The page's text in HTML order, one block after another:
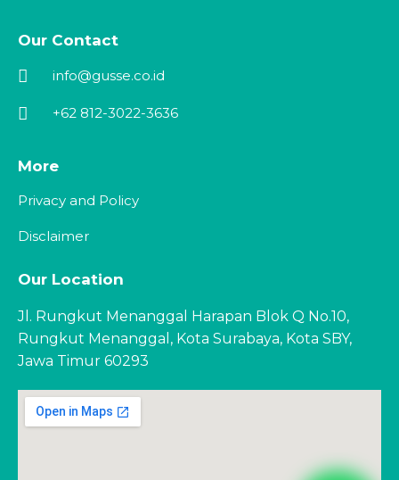
Our Contact
info@gusse.co.id
+62 812-3022-3636
More
Privacy and Policy
Disclaimer
Our Location
Jl. Rungkut Menanggal Harapan Blok Q No.10,
Rungkut Menanggal, Kota Surabaya, Kota SBY,
Jawa Timur 60293